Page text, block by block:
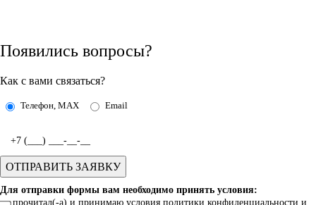
Появились вопросы?
Как с вами связаться?
Телефон, MAX Email
Для отправки формы вам необходимо принять условия:
прочитал(-а) и принимаю условия политики конфиденциальности и